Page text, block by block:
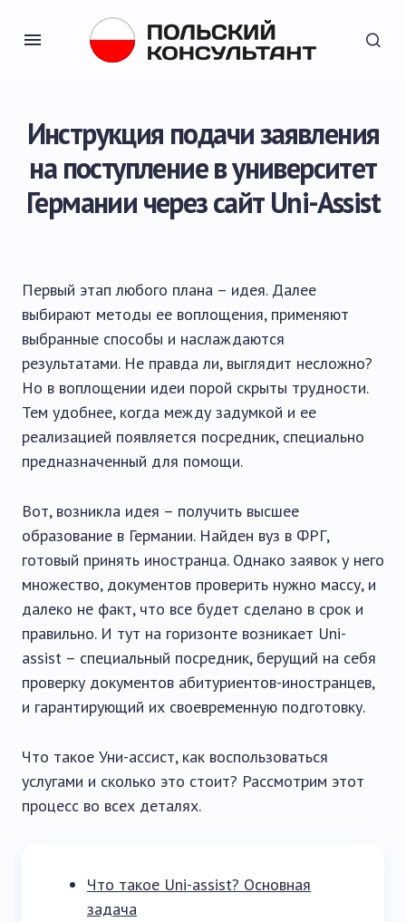
Инструкция подачи заявления
на поступление в университет
Германии через сайт Uni-Assist
Первый этап любого плана – идея. Далее
выбирают методы ее воплощения, применяют
выбранные способы и наслаждаются
результатами. Не правда ли, выглядит несложно?
Но в воплощении идеи порой скрыты трудности.
Тем удобнее, когда между задумкой и ее
реализацией появляется посредник, специально
предназначенный для помощи.
Вот, возникла идея – получить высшее
образование в Германии. Найден вуз в ФРГ,
готовый принять иностранца. Однако заявок у него
множество, документов проверить нужно массу, и
далеко не факт, что все будет сделано в срок и
правильно. И тут на горизонте возникает Uni-
assist – специальный посредник, берущий на себя
проверку документов абитуриентов-иностранцев,
и гарантирующий их своевременную подготовку.
Что такое Уни-ассист, как воспользоваться
услугами и сколько это стоит? Рассмотрим этот
процесс во всех деталях.
Что такое Uni-assist? Основная
задача